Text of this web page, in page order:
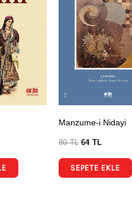
Manzume-i Nidayi
80TL 64 TL
SEPETE EKLE